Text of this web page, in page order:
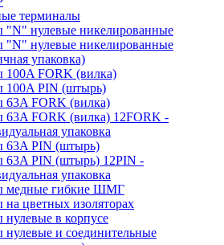
терминалы
нулевые никелированные
нулевые никелированные
упаковка)
FORK (вилка)
PIN (штырь)
FORK (вилка)
FORK (вилка) 12FORK -
упаковка
PIN (штырь)
PIN (штырь) 12PIN -
упаковка
гибкие ШМГ
цветных изоляторах
в корпусе
и соединительные